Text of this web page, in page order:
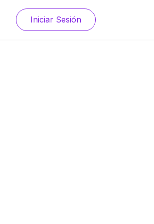
Iniciar Sesión